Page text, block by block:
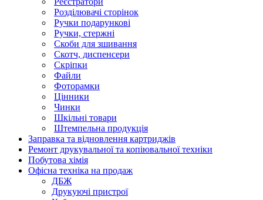
Розділювачі сторінок
Ручки подарункові
Ручки, стержні
Скоби для зшивання
Скотч, диспенсери
Скріпки
Файли
Фоторамки
Цінники
Чинки
Шкільні товари
Штемпельна продукція
Заправка та відновлення картриджів
Ремонт друкувальної та копіювальної техніки
Побутова хімія
Офісна техніка на продаж
ДБЖ
Друкуючі пристрої